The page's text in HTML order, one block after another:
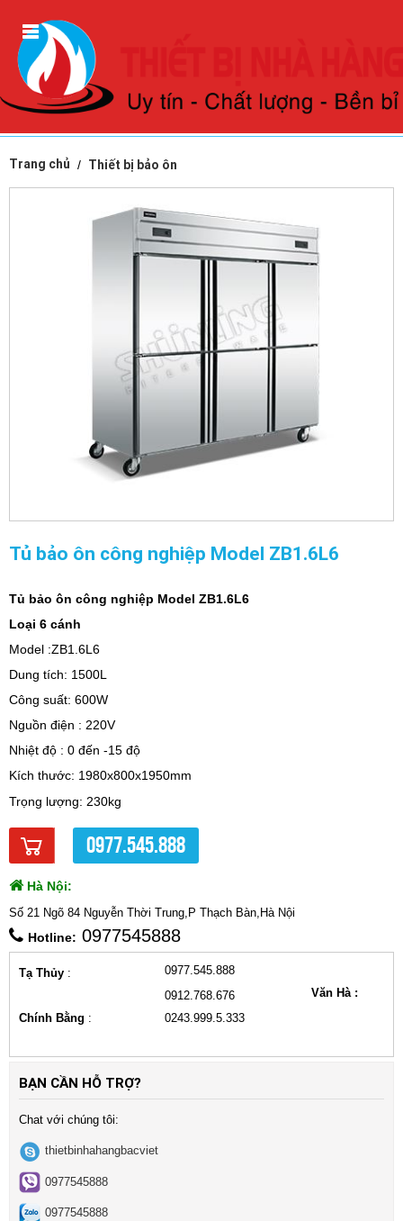
Trang chủ Thiết bị bảo ôn
Tủ bảo ôn công nghiệp Model ZB1.6L6
Tủ bảo ôn công nghiệp Model ZB1.6L6
Loại 6 cánh
Model :ZB1.6L6
Dung tích: 1500L
Công suất: 600W
Nguồn điện : 220V
Nhiệt độ : 0 đến -15 độ
Kích thước: 1980x800x1950mm
Trọng lượng: 230kg
0977.545.888
Hà Nội:
Số 21 Ngõ 84 Nguyễn Thời Trung,P Thạch Bàn,Hà Nội
Hotline: 0977545888
Tạ Thủy :
0977.545.888
Văn Hà :
0912.768.676
Chính Bằng : 0243.999.5.333
BẠN CẦN HỖ TRỢ?
Chat với chúng tôi:
thietbinhahangbacviet
0977545888
0977545888